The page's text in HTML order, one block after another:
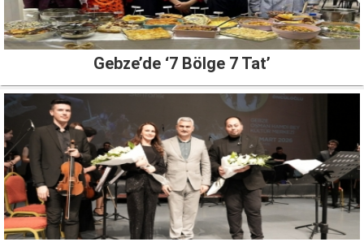
Gebze’de ‘7 Bölge 7 Tat’